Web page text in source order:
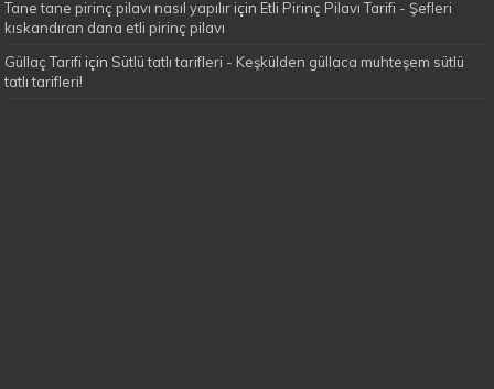
Tane tane pirinç pilavı nasıl yapılır için Etli Pirinç Pilavı Tarifi - Şefleri
kıskandıran dana etli pirinç pilavı
Güllaç Tarifi için Sütlü tatlı tarifleri - Keşkülden güllaca muhteşem sütlü
tatlı tarifleri!